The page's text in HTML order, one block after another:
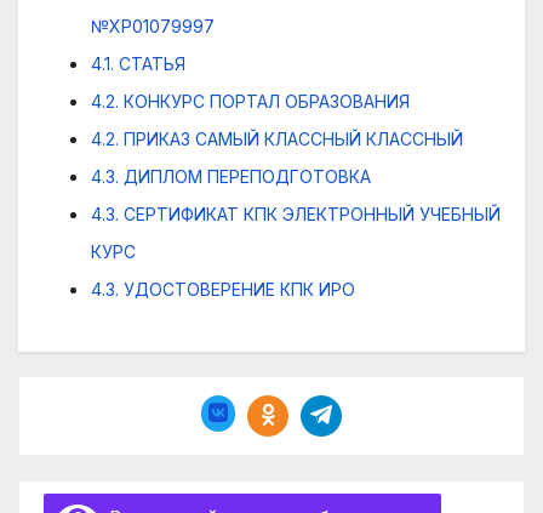
№ХР01079997
4.1. СТАТЬЯ
4.2. КОНКУРС ПОРТАЛ ОБРАЗОВАНИЯ
4.2. ПРИКАЗ САМЫЙ КЛАССНЫЙ КЛАССНЫЙ
4.3. ДИПЛОМ ПЕРЕПОДГОТОВКА
4.3. СЕРТИФИКАТ КПК ЭЛЕКТРОННЫЙ УЧЕБНЫЙ
КУРС
4.3. УДОСТОВЕРЕНИЕ КПК ИРО